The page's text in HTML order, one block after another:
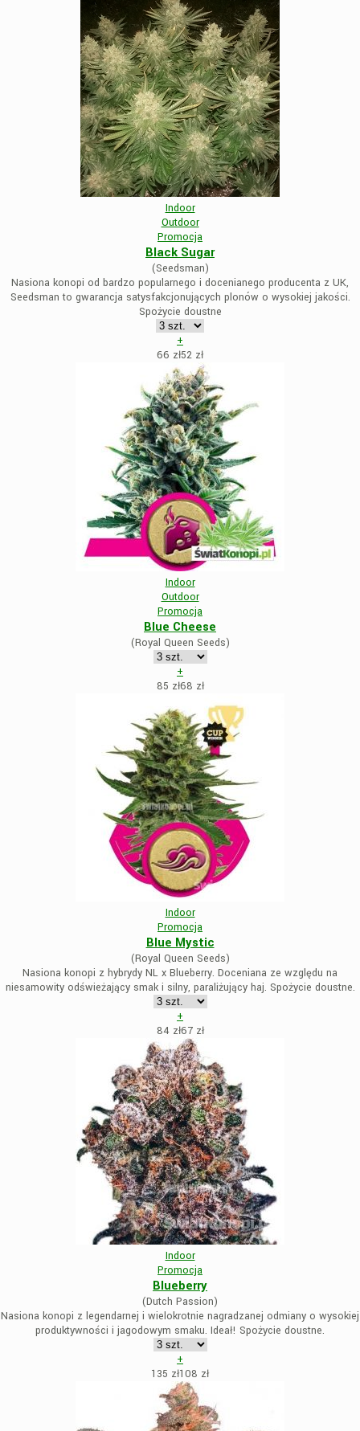
Indoor
Outdoor
Promocja
Black Sugar
(Seedsman)
Nasiona konopi od bardzo popularnego i docenianego producenta z UK,
Seedsman to gwarancja satysfakcjonujących plonów o wysokiej jakości.
Spożycie doustne
+
66 zł52 zł
Indoor
Outdoor
Promocja
Blue Cheese
(Royal Queen Seeds)
+
85 zł68 zł
Indoor
Promocja
Blue Mystic
(Royal Queen Seeds)
Nasiona konopi z hybrydy NL x Blueberry. Doceniana ze względu na
niesamowity odświeżający smak i silny, paraliżujący haj. Spożycie doustne.
+
84 zł67zł
Indoor
Promocja
Blueberry
(Dutch Passion)
Nasiona konopi z legendarnej i wielokrotnie nagradzanej odmiany o wysokiej
produktywności i jagodowym smaku. Ideał! Spożycie doustne.
+
135 zł108 zł